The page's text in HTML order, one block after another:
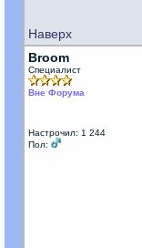
Наверх
Broom
Специалист
Вне Форума
Настрочил: 1 244
Пол: